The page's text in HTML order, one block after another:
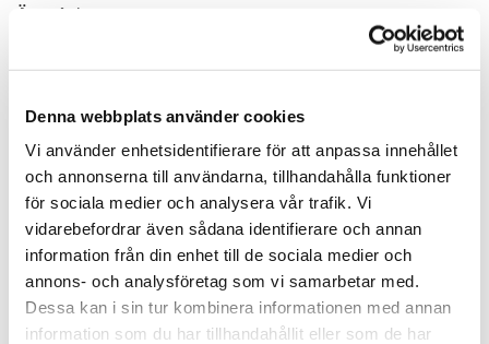
Denna webbplats använder cookies
Vi använder enhetsidentifierare för att anpassa innehållet
och annonserna till användarna, tillhandahålla funktioner
för sociala medier och analysera vår trafik. Vi
vidarebefordrar även sådana identifierare och annan
information från din enhet till de sociala medier och
annons- och analysföretag som vi samarbetar med.
Dessa kan i sin tur kombinera informationen med annan
information som du har tillhandahållit eller som de har
Ärende*
Råttproblem i avlopp*
Adress
Postnr*